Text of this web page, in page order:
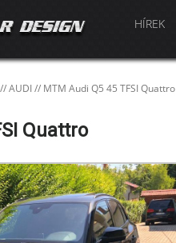
HÍREK
//AUDI// MTM Audi Q5 45 TFSI Quattro
Quattro